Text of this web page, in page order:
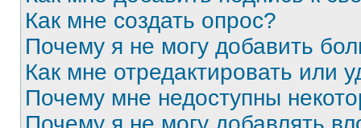
Как мне создать опрос?
Почему я не могу добавить
Как мне отредактировать или
Почему мне недоступны